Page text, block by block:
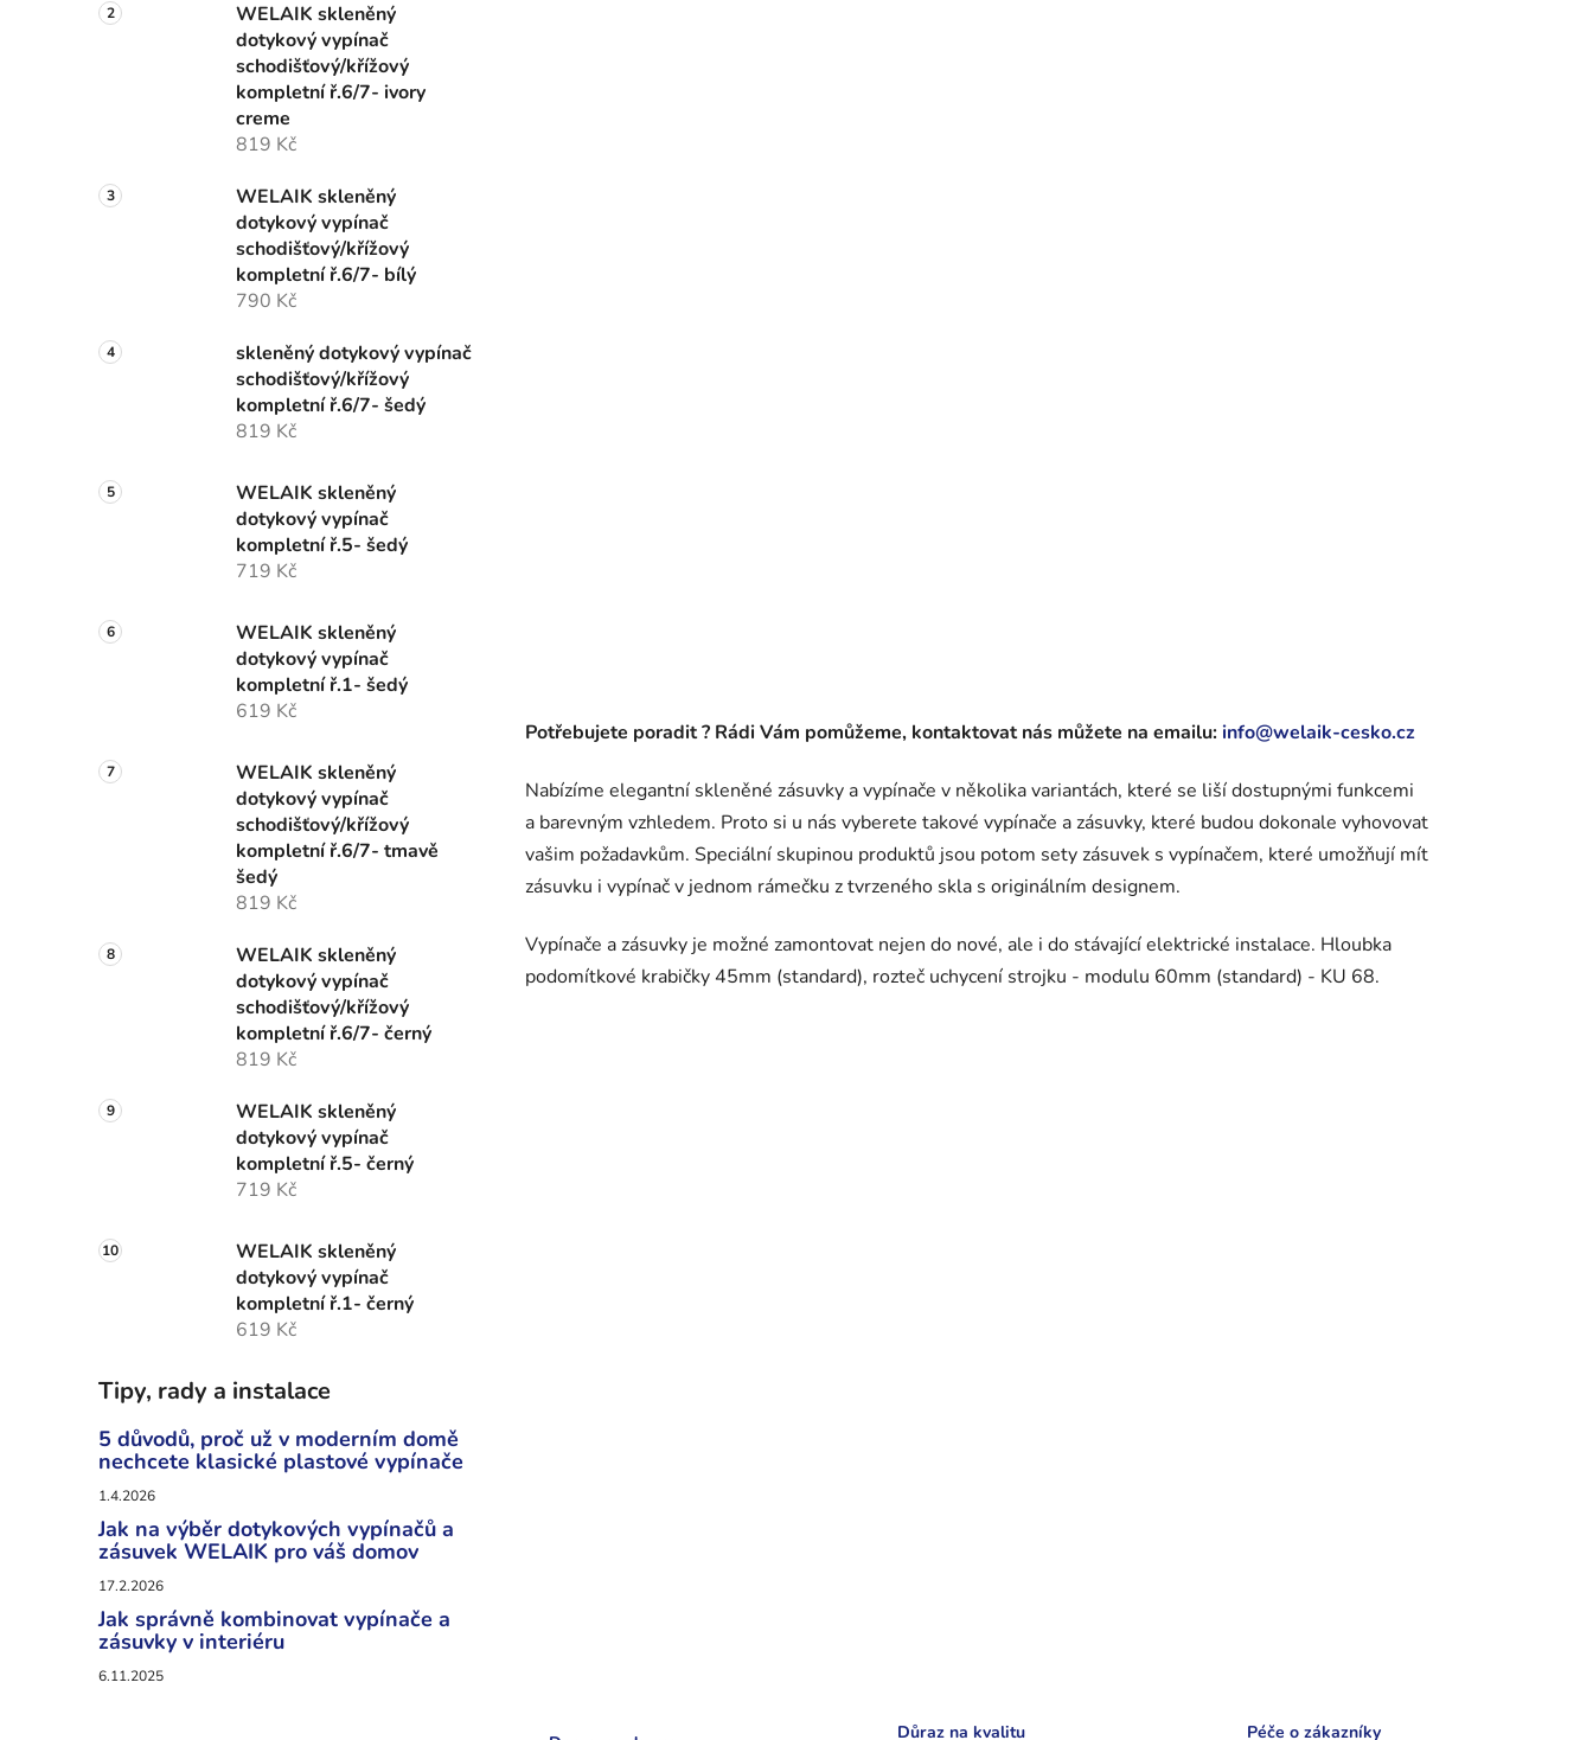
WELAIK skleněný
dotykový vypínač
schodišťový/křížový
kompletní ř.6/7- ivory
creme
819 Kč
WELAIK skleněný
dotykový vypínač
schodišťový/křížový
kompletní ř.6/7- bílý
790 Kč
skleněný dotykový vypínač
schodišťový/křížový
kompletní ř.6/7- šedý
819 Kč
WELAIK skleněný
dotykový vypínač
kompletní ř.5- šedý
719 Kč
WELAIK skleněný
dotykový vypínač
kompletní ř.1- šedý
619 Kč
WELAIK skleněný
dotykový vypínač
schodišťový/křížový
kompletní ř.6/7- tmavě
šedý
819 Kč
WELAIK skleněný
dotykový vypínač
schodišťový/křížový
kompletní ř.6/7- černý
819 Kč
WELAIK skleněný
dotykový vypínač
kompletní ř.5- černý
719 Kč
WELAIK skleněný
dotykový vypínač
kompletní ř.1- černý
619 Kč
Tipy, rady a instalace
5 důvodů, proč už v moderním domě
nechcete klasické plastové vypínače
1.4.2026
Jak na výběr dotykových vypínačů a
zásuvek WELAIK pro váš domov
17.2.2026
Jak správně kombinovat vypínače a
zásuvky v interiéru
6.11.2025
Potřebujete poradit ? Rádi Vám pomůžeme, kontaktovat nás můžete na emailu:info@welaik-cesko.cz
Nabízíme elegantní skleněné zásuvky a vypínače v několika variantách, které se liší dostupnými funkcemi
a barevným vzhledem. Proto si u nás vyberete takové vypínače a zásuvky, které budou dokonale vyhovovat
vašim požadavkům. Speciální skupinou produktů jsou potom sety zásuvek s vypínačem, které umožňují mít
zásuvku i vypínač v jednom rámečku z tvrzeného skla s originálním designem.
Vypínače a zásuvky je možné zamontovat nejen do nové, ale i do stávající elektrické instalace. Hloubka
podomítkové krabičky 45mm (standard), rozteč uchycení strojku - modulu 60mm (standard) - KU 68.
Důraz na kvalitu Péče o zákazníky